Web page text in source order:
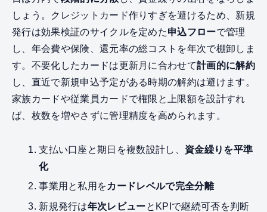
しょう。クレジットカード作りすぎを避けるため、新規
発行は効果検証のサイクルを定めた申込フローで管理
し、年会費や保険、還元率の総コストを年次で棚卸しま
す。不要化したカードは更新月に合わせて計画的に解約
し、直近で新規申込予定がある時期の解約は避けます。
家族カードや従業員カードで権限と上限額を設計すれ
ば、枚数を増やさずに管理精度を高められます。
支払い口座と期日を複数設計し、 資金繰りを平準
化
事業用と私用をカードレベルで完全分離
新規発行は年次レビューとKPIで継続可否を判断